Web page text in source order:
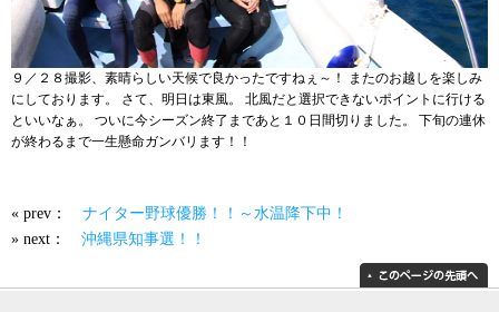
９／２８撮影、素晴らしい天候で良かったですねぇ～！ またのお越しを楽しみ
にしております。 さて、明日は東風。 北風だと選択できないポイントに行ける
といいなぁ。 ついに今シーズン終了まであと１０日間切りました。 下旬の連休
が終わるまで一生懸命ガンバリます！！
« prev： ナイター野球優勝！！～水温降下中！
» next： 沖縄県知事選！！